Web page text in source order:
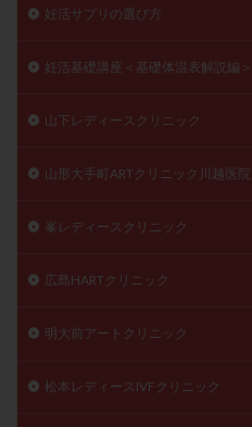
妊活サプリの選び方
妊活基礎講座＜基礎体温表解説編＞
山下レディースクリニック
山形大手町ARTクリニック川越医院
峯レディースクリニック
広島HARTクリニック
明大前アートクリニック
松本レディースIVFクリニック